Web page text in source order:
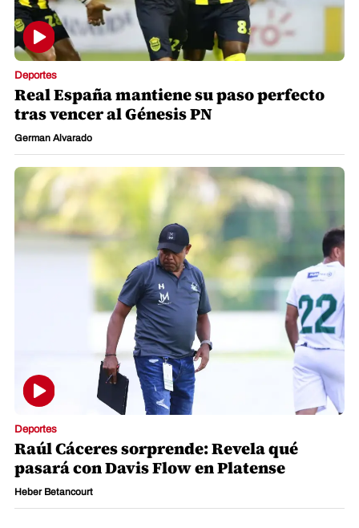
Deportes
Real España mantiene su paso perfecto
tras vencer al Génesis PN
German Alvarado
Deportes
Raúl Cáceres sorprende: Revela qué
pasará con Davis Flow en Platense
Heber Betancourt